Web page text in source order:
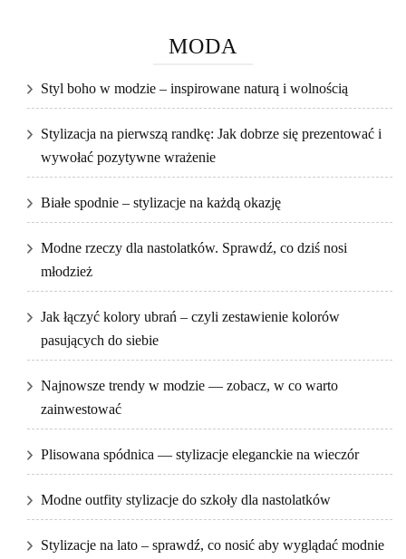
MODA
Styl boho w modzie – inspirowane naturą i wolnością
Stylizacja na pierwszą randkę: Jak dobrze się prezentować i
wywołać pozytywne wrażenie
Białe spodnie – stylizacje na każdą okazję
Modne rzeczy dla nastolatków. Sprawdź, co dziś nosi
młodzież
Jak łączyć kolory ubrań – czyli zestawienie kolorów
pasujących do siebie
Najnowsze trendy w modzie — zobacz, w co warto
zainwestować
Plisowana spódnica — stylizacje eleganckie na wieczór
Modne outfity stylizacje do szkoły dla nastolatków
Stylizacje na lato – sprawdź, co nosić aby wyglądać modnie